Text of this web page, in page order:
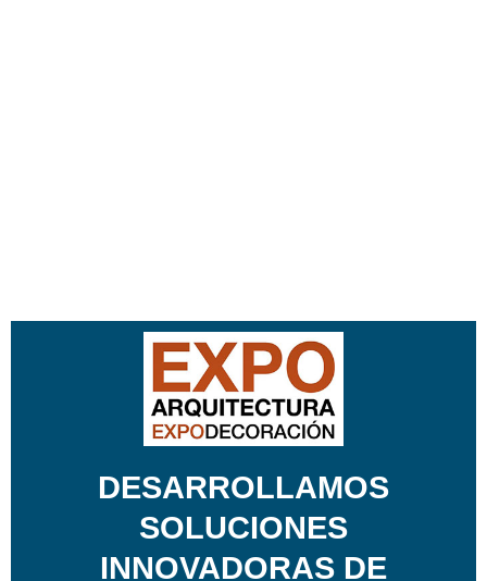
DESARROLLAMOS
SOLUCIONES
INNOVADORAS DE